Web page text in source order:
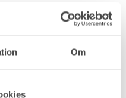
Om
ett hållbart arbetsliv
för ett